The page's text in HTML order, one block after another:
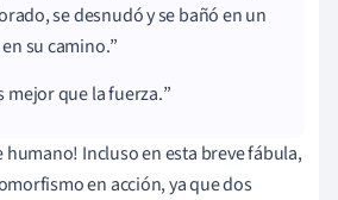
se desnudó y se bañó en un
su camino.
mejor que la fuerza.
Incluso en esta breve fábula,
en acción, ya que dos